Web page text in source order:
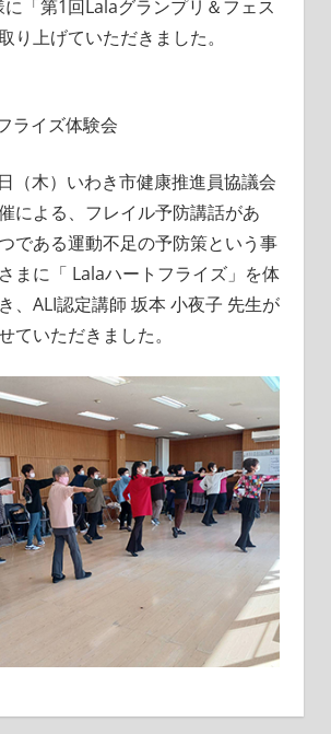
「第1回Lalaグランプリ＆フェス
り上げていただきました。
ライズ体験会
（木）いわき市健康推進員協議会
による、フレイル予防講話があ
である運動不足の予防策という事
まに「 Lalaハートフライズ」を体
、ALI認定講師 坂本 小夜子 先生が
ていただきました。